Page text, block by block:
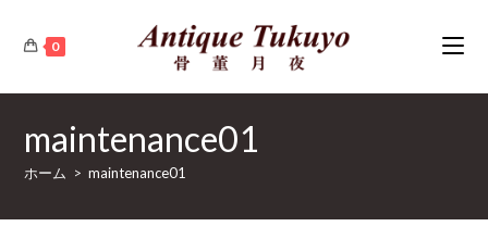
0
maintenance01
ホーム > maintenance01